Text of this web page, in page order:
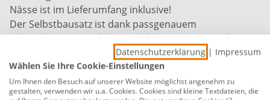
Nässe ist im Lieferumfang inklusive!
Der Selbstbausatz ist dank passgenauem
Schraubsystem und übersichtlicher Montageanleitung
Breite: 133 cm
Datenschutzerklärung | Impressum
Wählen Sie Ihre Cookie-Einstellungen
Um Ihnen den Besuch auf unserer Website möglichst angenehm zu
gestalten, verwenden wir u.a. Cookies. Cookies sind kleine Textdateien, die